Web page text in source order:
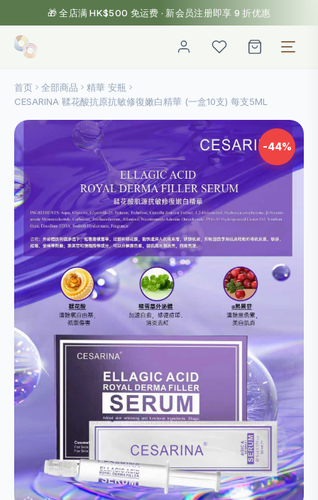
🎁 全店满 HK$500 免运费 · 新会员注册即享 9 折优惠
首页 全部商品
精華 安瓶
CESARINA 鞣花酸抗原抗敏修復嫩白精華 (一盒10支) 每支5ML
-44%